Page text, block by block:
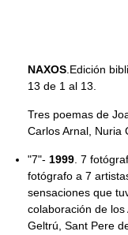
NAXOS .Edición
13 de 1 al 13.
Tres poemas de
Carlos Arnal, Nuria
"7"- 1999 . 7
fotógrafo a 7
sensaciones que
colaboración de
Geltrú, Sant Pere